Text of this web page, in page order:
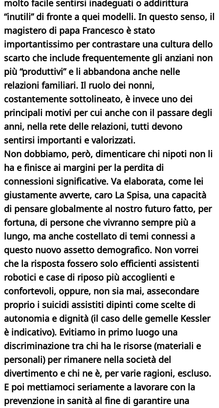
molto facile sentirsi inadeguati o addirittura
“inutili” di fronte a quei modelli. In questo senso, il
magistero di papa Francesco è stato
importantissimo per contrastare una cultura dello
scarto che include frequentemente gli anziani non
più “produttivi” e li abbandona anche nelle
relazioni familiari. Il ruolo dei nonni,
costantemente sottolineato, è invece uno dei
principali motivi per cui anche con il passare degli
anni, nella rete delle relazioni, tutti devono
sentirsi importanti e valorizzati.
Non dobbiamo, però, dimenticare chi nipoti non li
ha e finisce ai margini per la perdita di
connessioni significative. Va elaborata, come lei
giustamente avverte, caro La Spisa, una capacità
di pensare globalmente al nostro futuro fatto, per
fortuna, di persone che vivranno sempre più a
lungo, ma anche costellato di temi connessi a
questo nuovo assetto demografico. Non vorrei
che la risposta fossero solo efficienti assistenti
robotici e case di riposo più accoglienti e
confortevoli, oppure, non sia mai, assecondare
proprio i suicidi assistiti dipinti come scelte di
autonomia e dignità (il caso delle gemelle Kessler
è indicativo). Evitiamo in primo luogo una
discriminazione tra chi ha le risorse (materiali e
personali) per rimanere nella società del
divertimento e chi ne è, per varie ragioni, escluso.
E poi mettiamoci seriamente a lavorare con la
prevenzione in sanità al fine di garantire una